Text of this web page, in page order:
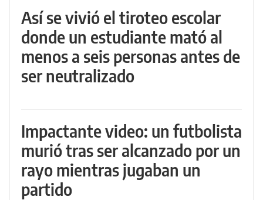
Así se vivió el tiroteo escolar
donde un estudiante mató al
menos a seis personas antes de
ser neutralizado
Impactante video: un futbolista
murió tras ser alcanzado por un
rayo mientras jugaban un
partido